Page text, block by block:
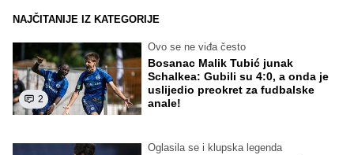
NAJČITANIJE IZ KATEGORIJE
2
Ovo se ne viđa često
Bosanac Malik Tubić junak
Schalkea: Gubili su 4:0, a onda je
uslijedio preokret za fudbalske
anale!
Oglasila se i klupska legenda